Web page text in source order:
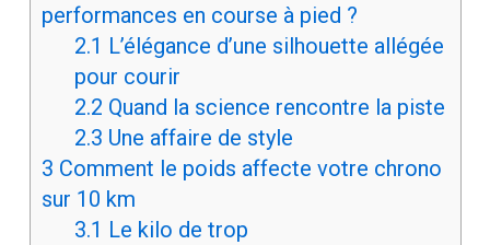
performances en course à pied ?
2.1 L’élégance d’une silhouette allégée
pour courir
2.2 Quand la science rencontre la piste
2.3 Une affaire de style
3 Comment le poids affecte votre chrono
sur 10 km
3.1 Le kilo de trop